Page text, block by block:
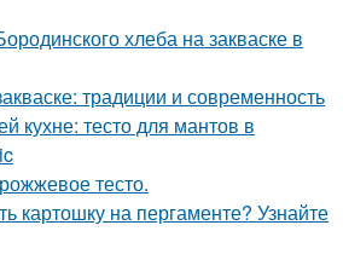
хлеба на закваске в
традиции и современность
кухне: тесто для мантов в
тесто.
картошку на пергаменте? Узнайте